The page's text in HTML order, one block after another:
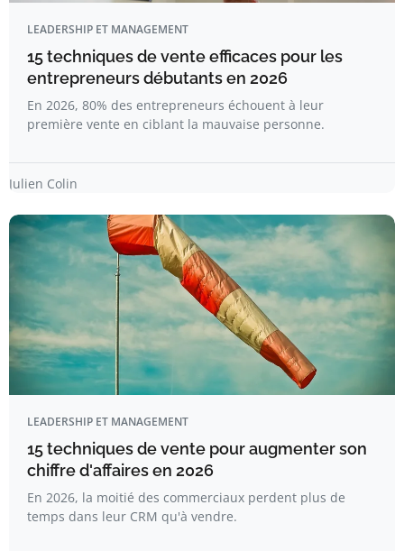
LEADERSHIP ET MANAGEMENT
15 techniques de vente efficaces pour les
entrepreneurs débutants en 2026
En 2026, 80% des entrepreneurs échouent à leur
première vente en ciblant la mauvaise personne.
Julien Colin
LEADERSHIP ET MANAGEMENT
15 techniques de vente pour augmenter son
chiffre d'affaires en 2026
En 2026, la moitié des commerciaux perdent plus de
temps dans leur CRM qu'à vendre.